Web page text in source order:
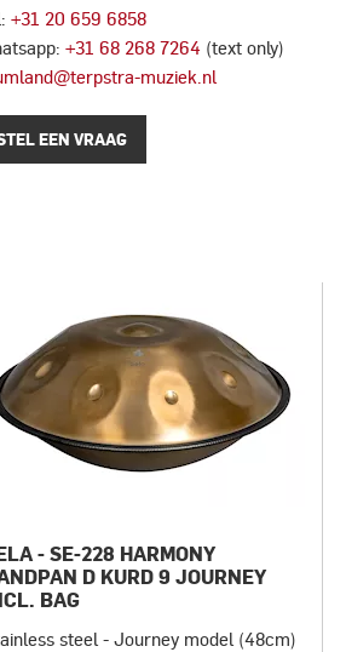
+31 20 659 6858
+31 68 268 7264 (text only)
muziek.nl
EEN VRAAG
- SE-228 HARMONY
D KURD 9 JOURNEY
BAG
steel - Journey model (48cm)